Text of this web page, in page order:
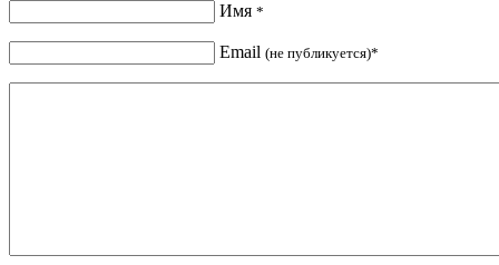
Имя *
Email (не публикуется)*